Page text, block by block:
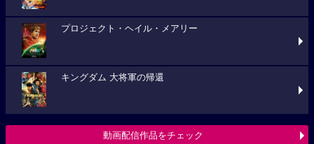
プロジェクト・ヘイル・メアリー
キングダム 大将軍の帰還
動画配信作品をチェック